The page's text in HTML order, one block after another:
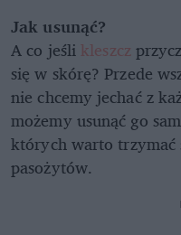
Jak usunąć?
A co jeśli kleszcz
się w skórę? Przede
nie chcemy jechać z
możemy usunąć go
których warto trzymać
pasożytów.